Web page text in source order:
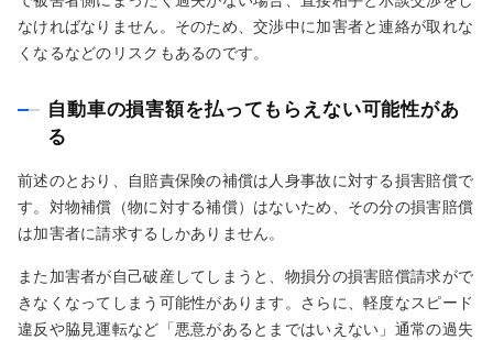
なければなりません。そのため、交渉中に加害者と連絡が取れな
くなるなどのリスクもあるのです。
自動車の損害額を払ってもらえない可能性があ
る
前述のとおり、自賠責保険の補償は人身事故に対する損害賠償で
す。対物補償（物に対する補償）はないため、その分の損害賠償
は加害者に請求するしかありません。
また加害者が自己破産してしまうと、物損分の損害賠償請求がで
きなくなってしまう可能性があります。さらに、軽度なスピード
違反や脇見運転など「悪意があるとまではいえない」通常の過失